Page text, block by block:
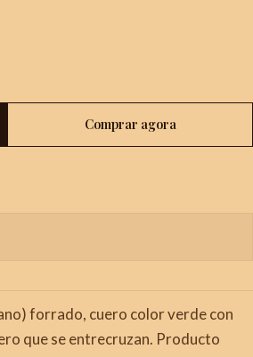
Comprar agora
forrado, cuero color verde con
que se entrecruzan. Producto